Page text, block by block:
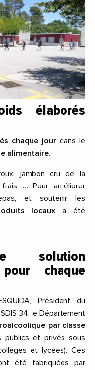
élaborés
chaque jour dans le
alimentaire.
jambon cru de la
… Pour améliorer
et soutenir les
locaux a été
chaque
Président du
34, le Département
par classe
publics et privés sous
et lycées). Ces
été fabriquées par